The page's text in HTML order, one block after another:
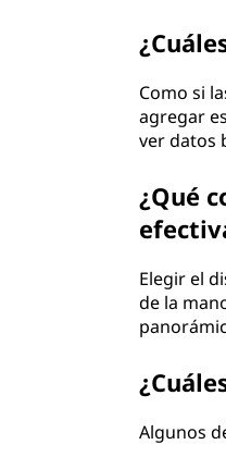
Como si
agregar
ver datos
¿Qué
Elegir el
de la
Algunos